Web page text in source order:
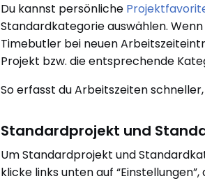
Du kannst persönliche
Standardkategorie auswählen.
Timebutler bei neuen
Projekt bzw. die entsprechende
So erfasst du Arbeitszeiten
Standardprojekt und
Um Standardprojekt und
klicke links unten auf